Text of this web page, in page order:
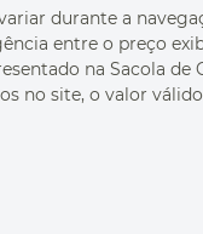
durante a
entre o preço
na Sacola de
no site, o valor